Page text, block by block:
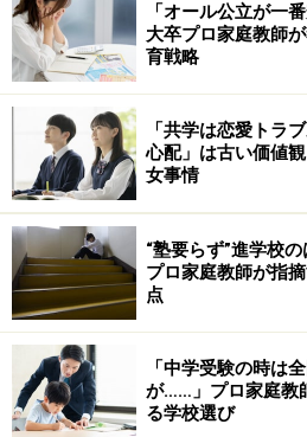
「オール公立が一
大卒プロ家庭教師
育戦略
「共学は恋愛トラ
心配」は古い価値
女事情
“塾要らず”進学校
プロ家庭教師が指
点
「中学受験の時は
が……」プロ家庭教
る学校選び